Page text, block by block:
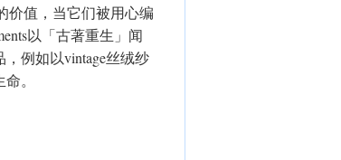
价值，当它们被用心编
以「古著重生」闻
例如以vintage丝绒纱
。